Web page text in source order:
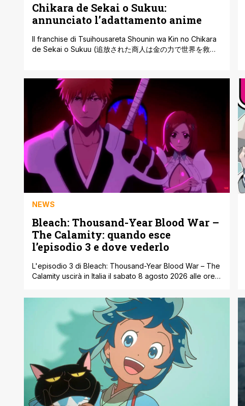
Chikara de Sekai o Sukuu:
annunciato l’adattamento anime
Il franchise di Tsuihousareta Shounin wa Kin no Chikara
de Sekai o Sukuu (追放された商人は金の力で世界を救う,
2026 è stato annunciato l'adattamento anime televisivo
della light novel di Daken. Lo stesso giorno ha preso il
via la serializzazione del manga su Comic PASH! Neo di
Shufu to Seikatsu Sha. [']
NEWS
Bleach: Thousand-Year Blood War –
The Calamity: quando esce
l’episodio 3 e dove vederlo
L'episodio 3 di Bleach: Thousand-Year Blood War – The
Calamity uscirà in Italia il sabato 8 agosto 2026 alle ore
Disney+, piattaforma che detiene i diritti internazionali
della serie. Per quanto riguarda gli Stati Uniti, invece, la
distribuzione è affidata a Hulu. The Calamity è la quarta
e ultima parte dell'adattamento anime dell'arco narrativo
Thousand-Year [']